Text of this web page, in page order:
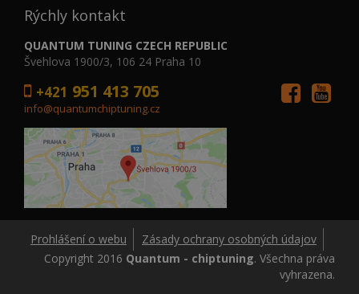
Rýchly kontakt
QUANTUM TUNING CZECH REPUBLIC
Švehlova 1900/3, 106 24 Praha 10
+421 951 413 705
info@quantumchiptuning.cz
Prohlášení o webu
Zásady ochrany osobných údajov
Copyright 2016 Quantum - chiptuning. Všechna práva
vyhrazena.